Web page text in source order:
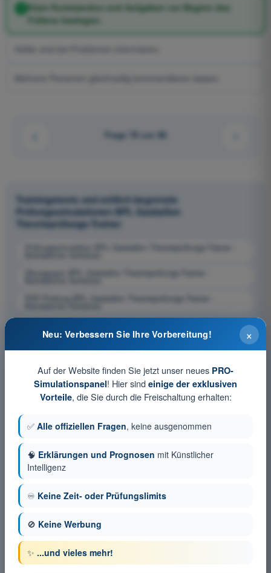
Klare Kommandos und Aufgaben vor Beginn des
Füllens festlegen.
Frage 78 von 80
Trainingstests und zeitlich begrenzte
Prüfungssimulationen BPL Gasballon
Theorieprüfungs-Trainer
Prüfungssimulation BPL Gasballon Theorieprüfungs-Trainer -
Übungsquiz BPL Gasballon Theorieprüfungs-Trainer -
PDF-Prüfung BPL Gasballon Theorieprüfungs-Trainer -
×
Neu: Verbessern Sie Ihre Vorbereitung!
Auf der Website finden Sie jetzt unser neues PRO-
Simulationspanel! Hier sind einige der exklusiven
Vorteile, die Sie durch die Freischaltung erhalten:
✅ Alle offiziellen Fragen, keine ausgenommen
🧠 Erklärungen und Prognosen mit Künstlicher
Intelligenz
♾️ Keine Zeit- oder Prüfungslimits
🚫 Keine Werbung
✨ ...und vieles mehr!